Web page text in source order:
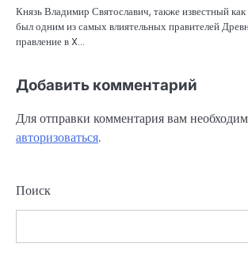
Князь Владимир Святославич, также известный
был одним из самых влиятельных правителей
правление в X…
Добавить комментарий
Для отправки комментария вам
авторизоваться.
Поиск